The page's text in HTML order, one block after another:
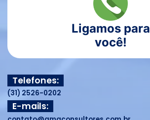
Ligamos para
você!
Telefones:
(31) 2526-0202
E-mails: